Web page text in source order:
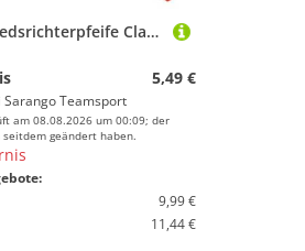
Erima Schiedsrichterpfeife Classic
5,49 €
Sarango Teamsport
am 08.08.2026 um 00:09; der
seitdem geändert haben.
9,99 €
11,44 €